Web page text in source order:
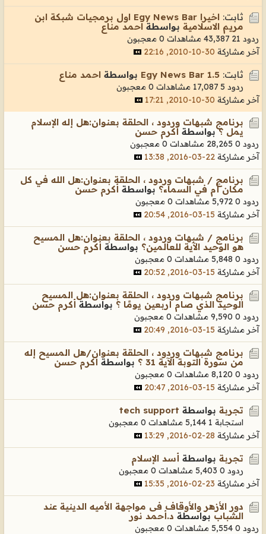
ثابت:
اخيرا Egy News Bar اول برمجيات شبكة ابن
مريم الاسلامية بواسطة احمد مناع
ردود 21 43,387 مشاهدات
0 معجبون
آخر مشاركة 30-10-2010, 22:16
ثابت: Egy News Bar 1.5 بواسطة احمد مناع
ردود 5 17,087 مشاهدات
0 معجبون
آخر مشاركة 30-10-2010, 17:21
برنامج شبهات وردود ، الحلقة بعنوان:هل إله الإسلام
يمل ؟ بواسطة أكرم حسن
ردود 0 28,265 مشاهدات
0 معجبون
آخر مشاركة 22-03-2016, 13:38
برنامج / شبهات وردود ، الحلقة بعنوان:هل الله في كل
مكان أم في السماء؟ بواسطة أكرم حسن
ردود 0 5,972 مشاهدات
0 معجبون
آخر مشاركة 15-03-2016, 20:54
برنامج / شبهات وردود ، الحلقة بعنوان:هل المسيح
هو الوحيد الآية للعالمين؟ بواسطة أكرم حسن
ردود 0 5,848 مشاهدات
0 معجبون
آخر مشاركة 15-03-2016, 20:52
برنامج شبهات وردود ، الحلقة بعنوان:هل المسيح
الوحيد الذي صام أربعين يومًا ؟ بواسطة أكرم حسن
ردود 0 9,590 مشاهدات
0 معجبون
آخر مشاركة 15-03-2016, 20:49
برنامج شبهات وردود ، الحلقة بعنوان/هل المسيح إله
من سورة التوبة الآية 31 ؟
بواسطة أكرم حسن
ردود 0 8,120 مشاهدات
0 معجبون
آخر مشاركة 15-03-2016, 20:47
تجربة بواسطة tech support
استجابة 1 5,144 مشاهدات
0 معجبون
آخر مشاركة 28-02-2016, 13:29
تجربة بواسطة أسد الإسلام
ردود 0 5,403 مشاهدات
0 معجبون
آخر مشاركة 23-02-2016, 15:35
دور الأزهر والأوقاف فى مواجهة الأميه الدينية عند
الشباب بواسطة د.أحمد نور
ردود 0 5,554 مشاهدات
0 معجبون